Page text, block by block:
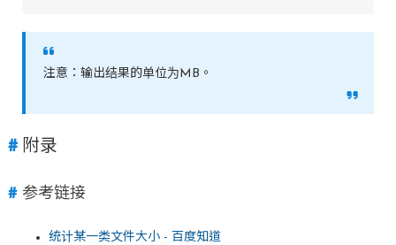
注意：输出结果的单位为MB。
附录
参考链接
统计某一类文件大小 - 百度知道